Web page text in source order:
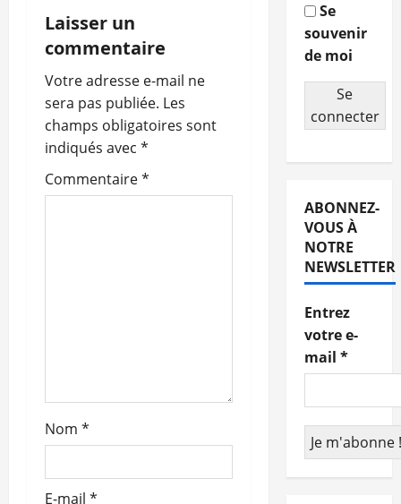
a
t
i
o
n
i
c
l
Laisser un
commentaire
Votre adresse e-mail ne
sera pas publiée. Les
champs obligatoires sont
indiqués avec *
Commentaire*
Nom *
E-mail *
Se
souvenir
de moi
Se
connecter
ABONNEZ-
VOUS À
NOTRE
NEWSLETTER
Entrez
votre e-
mail *